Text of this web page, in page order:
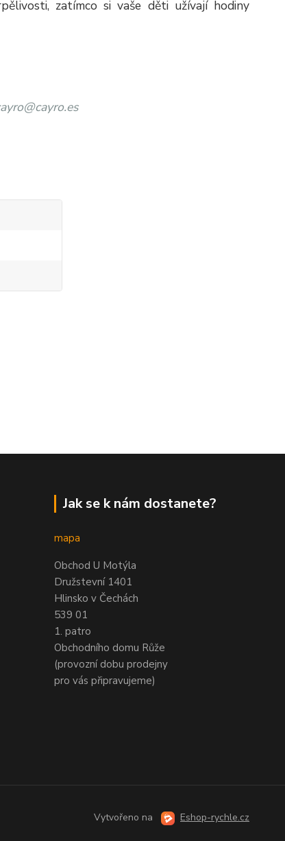
zatímco si vaše děti užívají hodiny
Jak se k nám dostanete?
mapa
Obchod U Motýla
Družstevní 1401
Hlinsko v Čechách
539 01
1. patro
Obchodního domu Růže
(provozní dobu prodejny
pro vás připravujeme)
Vytvořeno na Eshop-rychle.cz